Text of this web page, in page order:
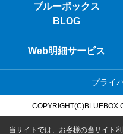
ブルーボックス
BLOG
Web明細サービス
プライ
COPYRIGHT(C)BLUEBOX
当サイトでは、お客様の当サイト